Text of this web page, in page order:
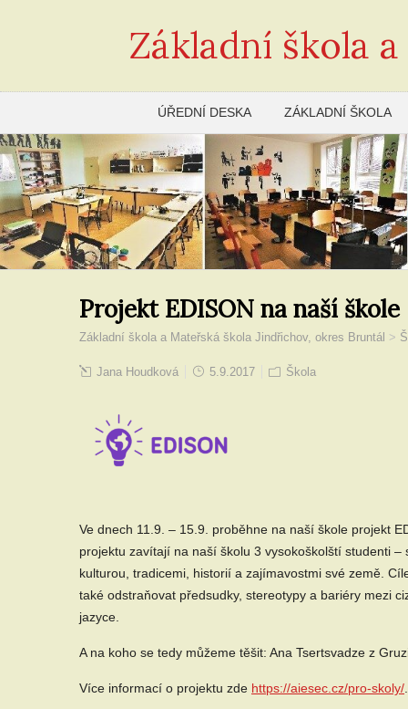
Základní škola
ÚŘEDNÍ DESKA ZÁKLADNÍ ŠKOLA
Projekt EDISON na naší škole
Základní škola a Mateřská škola Jindřichov, okres Bruntál >
Jana Houdková 5.9.2017 Škola
Ve dnech 11.9. – 15.9. proběhne na naší škole projekt
projektu zavítají na naší školu 3 vysokoškolští studenti
kulturou, tradicemi, historií a zajímavostmi své země.
také odstraňovat předsudky, stereotypy a bariéry mezi
jazyce.
A na koho se tedy můžeme těšit: Ana Tsertsvadze z
Více informací o projektu zde https://aiesec.cz/pro-skoly/